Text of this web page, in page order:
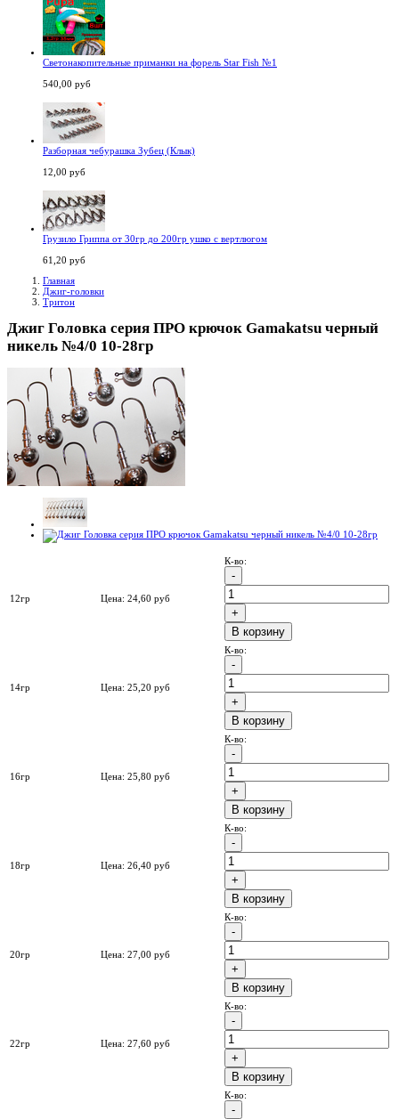
Светонакопительные приманки на форель Star Fish №1
540,00 руб
Разборная чебурашка Зубец (Клык)
12,00 руб
Грузило Гриппа от 30гр до 200гр ушко с вертлюгом
61,20 руб
Главная
Джиг-головки
Тритон
Джиг Головка серия ПРО крючок Gamakatsu черный
никель №4/0 10-28гр
12гр Цена: 24,60 руб
К-во:
B корзину
14гр Цена: 25,20 руб
К-во:
B корзину
16гр Цена: 25,80 руб
К-во:
B корзину
18гр Цена: 26,40 руб
К-во:
B корзину
20гр Цена: 27,00 руб
К-во:
B корзину
22гр Цена: 27,60 руб
К-во:
B корзину
К-во: